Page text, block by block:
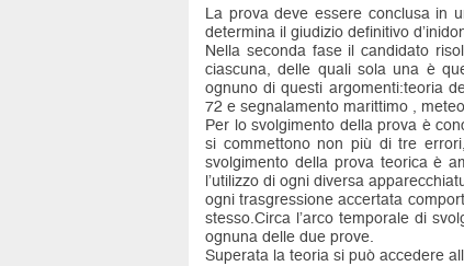
La prova deve essere conclusa in
determina il giudizio definitivo
Nella seconda fase il candidato
ciascuna, delle quali sola una è
ognuno di questi argomenti:teoria
72 e segnalamento marittimo ,
Per lo svolgimento della prova è
si commettono non più di tre
svolgimento della prova teorica è
l’utilizzo di ogni diversa
ogni trasgressione accertata
stesso.Circa l’arco temporale di
ognuna delle due prove.
Superata la teoria si può accedere